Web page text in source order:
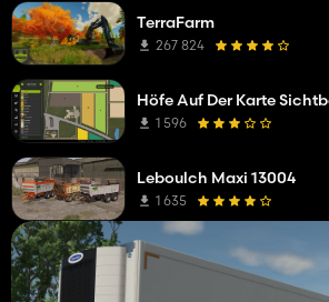
TerraFarm
267 824
Höfe Auf Der Karte
1 596
Leboulch Maxi 13004
1 635